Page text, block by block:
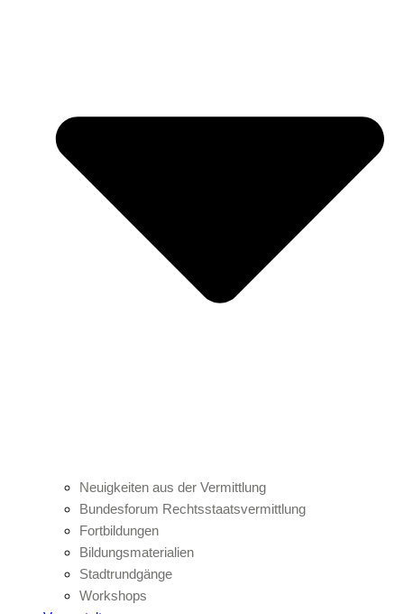
Neuigkeiten aus der Vermittlung
Bundesforum Rechtsstaatsvermittlung
Fortbildungen
Bildungsmaterialien
Stadtrundgänge
Workshops